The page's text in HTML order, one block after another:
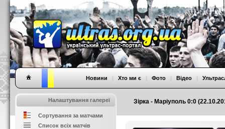
Зірка - Маріуполь 0:0
Новини | Хто ми є | Фото | Відео |
Налаштування галереї
Сортування за матчами
Список всіх матчів